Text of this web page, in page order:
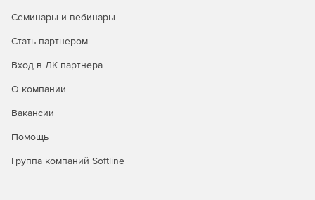
Семинары и вебинары
Стать партнером
Вход в ЛК партнера
О компании
Вакансии
Помощь
Группа компаний Softline